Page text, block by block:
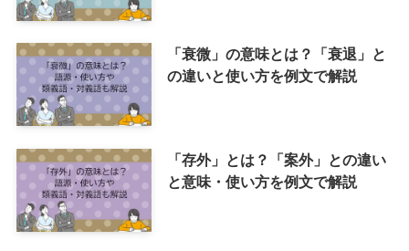
「衰微」の意味とは？「衰退」と
の違いと使い方を例文で解説
「存外」とは？「案外」との違い
と意味・使い方を例文で解説